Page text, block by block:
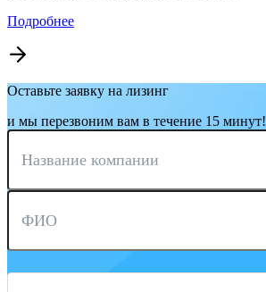
Подробнее
Оставьте заявку на лизинг
и мы перезвоним вам в течение 15 минут!
Название компании
ФИО